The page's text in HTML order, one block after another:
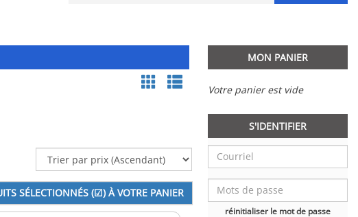
MON PANIER
Votre panier est vide
S'IDENTIFIER
réinitialiser le mot de passe